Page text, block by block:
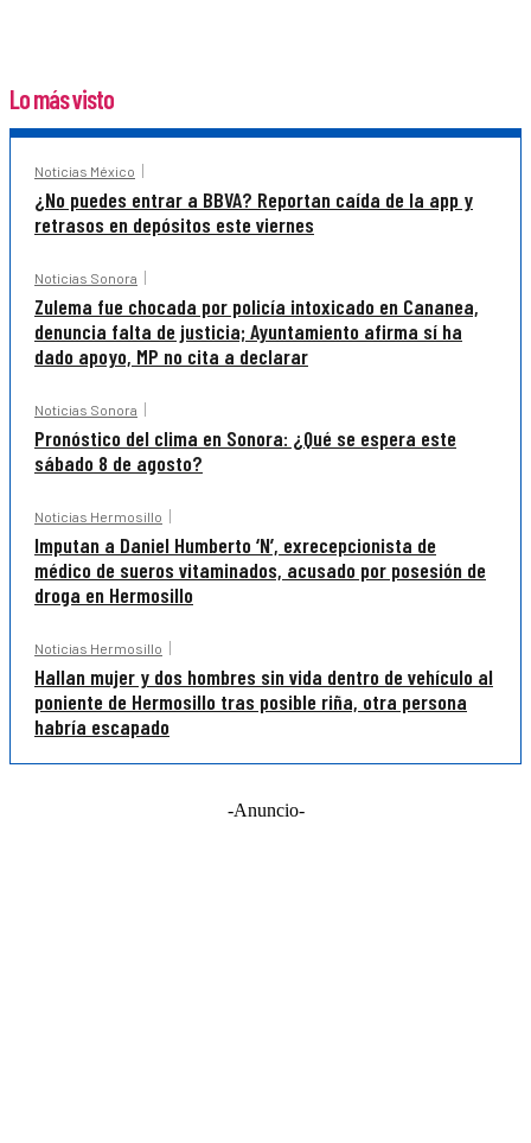
Lo más visto
Noticias México
¿No puedes entrar a BBVA? Reportan caída de la app y
retrasos en depósitos este viernes
Noticias Sonora
Zulema fue chocada por policía intoxicado en Cananea,
denuncia falta de justicia; Ayuntamiento afirma sí ha
dado apoyo, MP no cita a declarar
Noticias Sonora
Pronóstico del clima en Sonora: ¿Qué se espera este
sábado 8 de agosto?
Noticias Hermosillo
Imputan a Daniel Humberto ‘N’, exrecepcionista de
médico de sueros vitaminados, acusado por posesión de
droga en Hermosillo
Noticias Hermosillo
Hallan mujer y dos hombres sin vida dentro de vehículo al
poniente de Hermosillo tras posible riña, otra persona
habría escapado
-Anuncio-